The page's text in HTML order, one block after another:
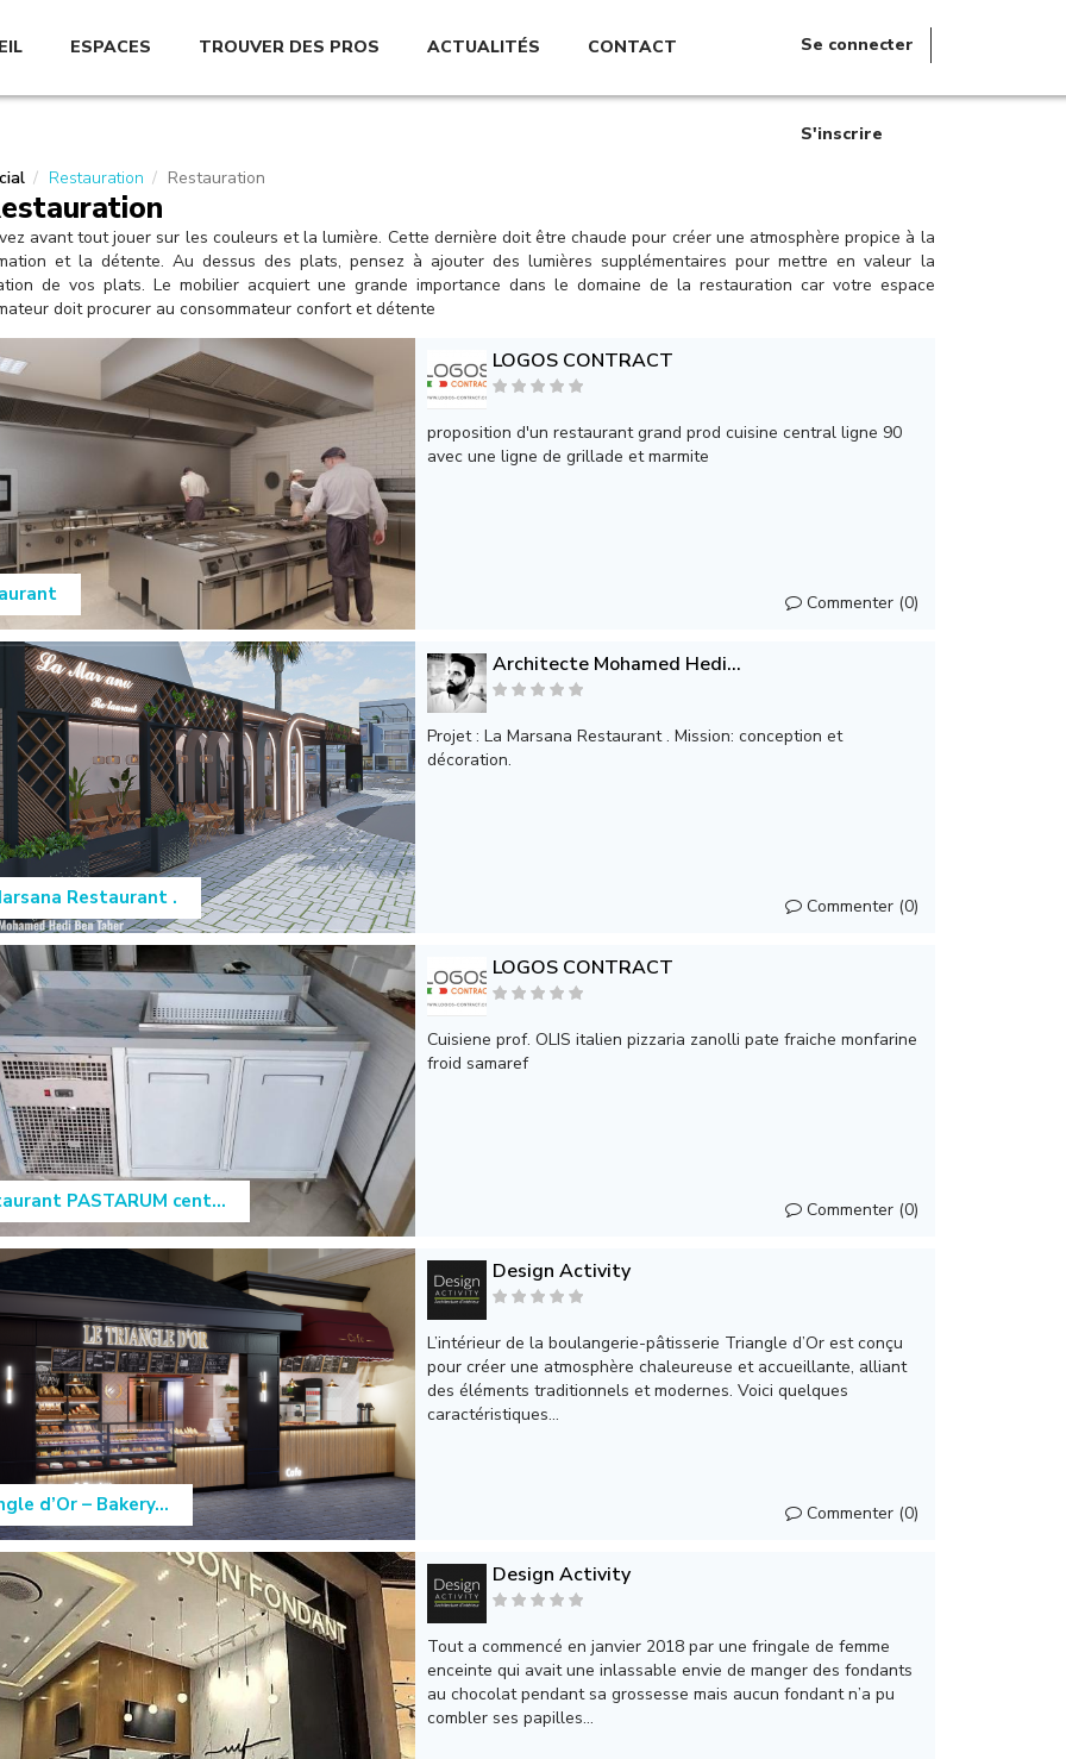
ESPACES TROUVER DES PROS ACTUALITÉS CONTACT Se connecter
S'inscrire
Restauration Restauration
avant tout jouer sur les couleurs et la lumière. Cette dernière doit être chaude pour créer une atmosphère propice à la
et la détente. Au dessus des plats, pensez à ajouter des lumières supplémentaires pour mettre en valeur la
de vos plats. Le mobilier acquiert une grande importance dans le domaine de la restauration car votre espace
doit procurer au consommateur confort et détente
LOGOS CONTRACT
proposition d'un restaurant grand prod cuisine central ligne 90
avec une ligne de grillade et marmite
Commenter (0)
Restaurant .
Architecte Mohamed Hedi...
Projet : La Marsana Restaurant . Mission: conception et
décoration.
Commenter (0)
PASTARUM cent...
LOGOS CONTRACT
Cuisiene prof. OLIS italien pizzaria zanolli pate fraiche monfarine
froid samaref
Commenter (0)
d’Or – Bakery...
Design Activity
L’intérieur de la boulangerie-pâtisserie Triangle d’Or est conçu
pour créer une atmosphère chaleureuse et accueillante, alliant
des éléments traditionnels et modernes. Voici quelques
caractéristiques...
Commenter (0)
Design Activity
Tout a commencé en janvier 2018 par une fringale de femme
enceinte qui avait une inlassable envie de manger des fondants
au chocolat pendant sa grossesse mais aucun fondant n’a pu
combler ses papilles...